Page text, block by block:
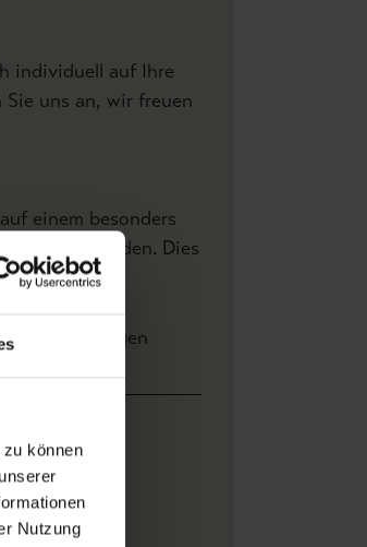
können
Nutzung
individuell auf Ihre
uns an, wir freuen
einem besonders
werden. Dies
geeignet.
Bewertungen
x Höhe 3,30 m